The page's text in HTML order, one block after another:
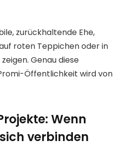
zurückhaltende Ehe,
roten Teppichen oder in
Genau diese
Öffentlichkeit wird von
Wenn
verbinden